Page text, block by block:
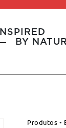
INSPIRED
BY
Produtos •